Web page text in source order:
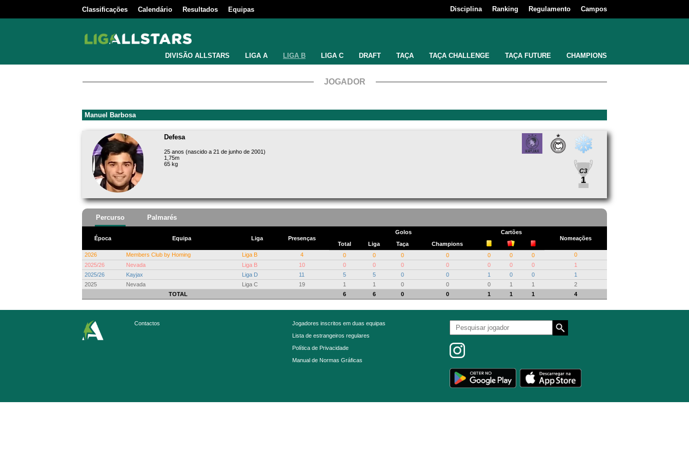
Classificações Calendário Resultados Equipas Disciplina Ranking Regulamento Campos
DIVISÃO ALLSTARS LIGA A LIGA B LIGA C DRAFT TAÇA TAÇA CHALLENGE TAÇA FUTURE CHAMPIONS
JOGADOR
Manuel Barbosa
Defesa
25 anos (nascido a 21 de junho de 2001)
1,75m
65 kg
C3
1
Percurso Palmarés
Época Equipa Liga Presenças
Golos
Cartões
Nomeações
Total
Liga Taça
Champions
2026
Members Club by Homing Liga B 4 0 0 0 0 0 0 0
0
2025/26
Nevada Liga B 10 0 0 0 0 0 0 0
1
2025/26
Kayjax Liga D 11 5 5 0 0 1 0 0
1
2025
Nevada Liga C 19 1 1 0 0 0 1 1
2
TOTAL
6 6 0 0 1 1 1 4
Contactos
Jogadores inscritos em duas equipas
Lista de estrangeiros regulares
Política de Privacidade
Manual de Normas Gráficas